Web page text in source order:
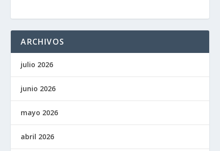
ARCHIVOS
julio 2026
junio 2026
mayo 2026
abril 2026